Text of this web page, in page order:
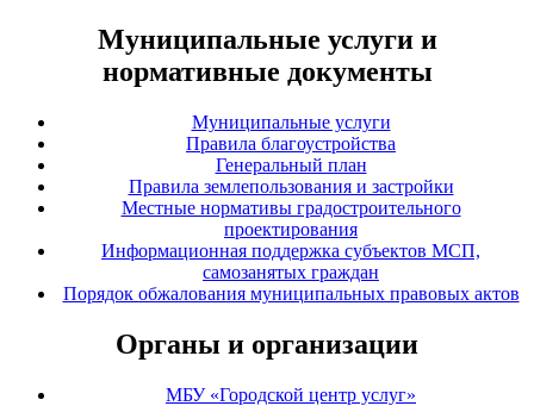
Муниципальные услуги и
нормативные документы
Муниципальные услуги
Правила благоустройства
Генеральный план
Правила землепользования и застройки
Местные нормативы градостроительного
проектирования
Информационная поддержка субъектов МСП,
самозанятых граждан
Порядок обжалования муниципальных правовых актов
Органы и организации
МБУ «Городской центр услуг»